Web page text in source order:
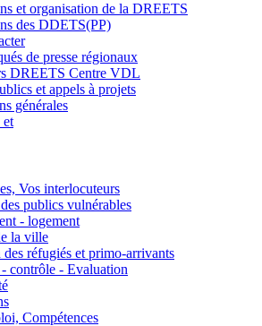
et organisation de la DREETS
des DDETS(PP)
de presse régionaux
DREETS Centre VDL
et appels à projets
générales
et
Vos interlocuteurs
publics vulnérables
- logement
la ville
réfugiés et primo-arrivants
contrôle - Evaluation
Compétences